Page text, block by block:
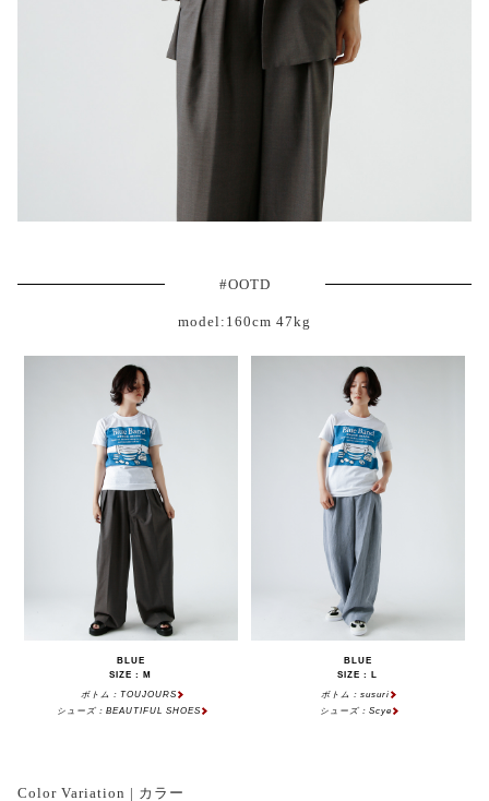
#OOTD
model:160cm 47kg
BLUE
SIZE : M
ボトム：TOUJOURS
シューズ：BEAUTIFUL SHOES
BLUE
SIZE : L
ボトム：susuri
シューズ：Scye
Color Variation | カラー